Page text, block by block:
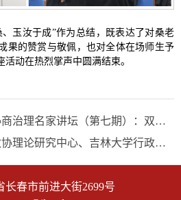
玉汝于成”作为总结，既表达了对桑老
果的赞赏与敬佩，也对全体在场师生予
活动在热烈掌声中圆满结束。
坛（第七期）：双轨治理：一个理解中国制度绩效的路径
、吉林大学行政学院举办积贤协商治理名家讲坛（第四期）
长春市前进大街2699号